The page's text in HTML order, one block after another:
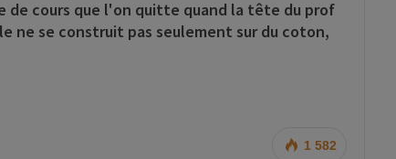
de cours que l'on quitte quand la tête du prof
ne se construit pas seulement sur du coton,
1 582